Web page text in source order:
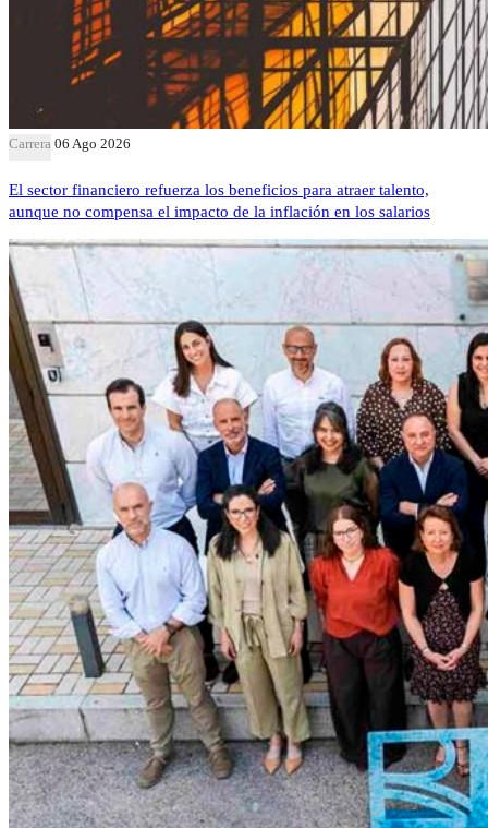
Carrera 06 Ago 2026
El sector financiero refuerza los beneficios para atraer talento,
aunque no compensa el impacto de la inflación en los salarios